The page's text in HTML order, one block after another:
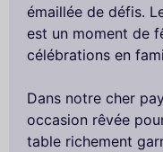
émaillée de défis.
est un moment de
célébrations en
Dans notre cher
occasion rêvée
table richement